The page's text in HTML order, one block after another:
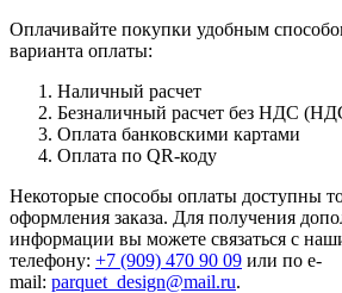
Оплачивайте покупки удобным
варианта оплаты:
Наличный расчет
Безналичный расчет без НДС
Оплата банковскими картами
Оплата по QR-коду
Некоторые способы оплаты доступны
оформления заказа. Для получения
информации вы можете связаться с
телефону: +7 (909) 470 90 09 или по e-
mail: parquet_design@mail.ru.